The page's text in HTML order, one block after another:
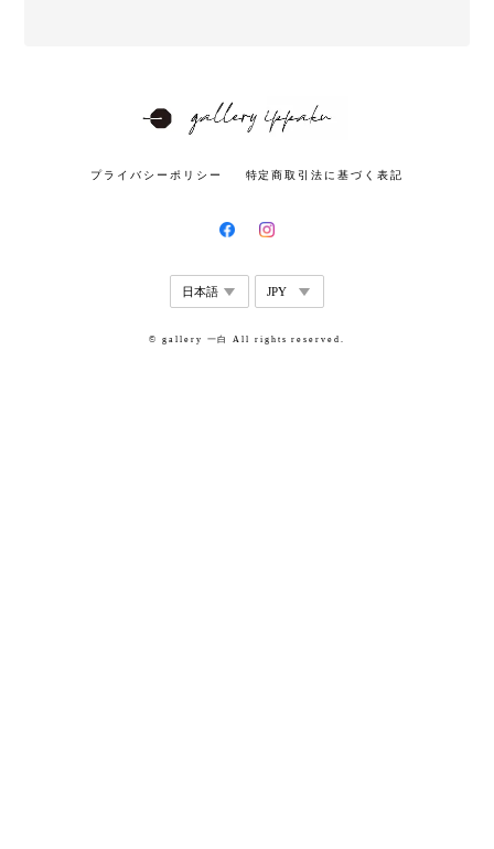
プライバシーポリシー 特定商取引法に基づく表記
© gallery 一白 All rights reserved.